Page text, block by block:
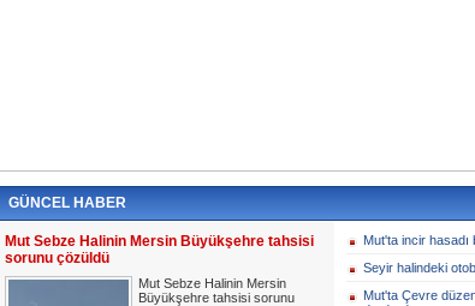
GÜNCEL HABER
Mut Sebze Halinin Mersin Büyükşehre tahsisi
sorunu çözüldü
Mut Sebze Halinin Mersin
Büyükşehre tahsisi sorunu
Mut'ta incir hasadı
Seyir halindeki
Mut'ta Çevre